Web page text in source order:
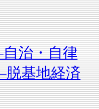
治・自律
基地経済